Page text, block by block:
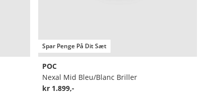
Spar Penge På Dit Sæt
POC
Nexal Mid Bleu/Blanc Briller
kr 1.899,-